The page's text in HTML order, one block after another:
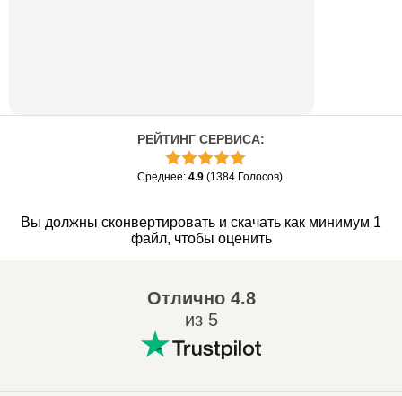
РЕЙТИНГ СЕРВИСА:
Среднее: 4.9 (1384 Голосов)
Вы должны сконвертировать и скачать как минимум 1
файл, чтобы оценить
Отлично4.8
из 5